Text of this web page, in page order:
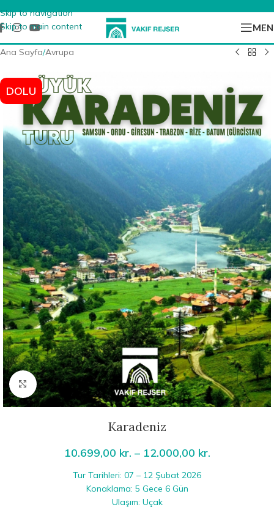
Skip to navigation
Skip to main content
Ana Sayfa/Avrupa
DOLU
Click to enlarge
Karadeniz
10.699,00 kr. – 12.000,00 kr.
Tur Tarihleri: 07 – 12 Şubat 2026
Konaklama: 5 Gece 6 Gün
Ulaşım: Uçak